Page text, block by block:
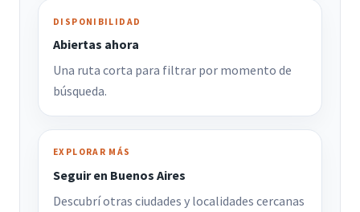
DISPONIBILIDAD
Abiertas ahora
Una ruta corta para filtrar por momento de
búsqueda.
EXPLORAR MÁS
Seguir en Buenos Aires
Descubrí otras ciudades y localidades cercanas